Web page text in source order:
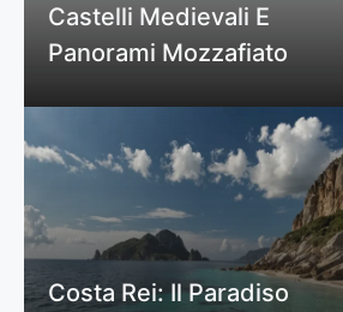
Castelli Medievali E
Panorami Mozzafiato
Costa Rei: Il Paradiso